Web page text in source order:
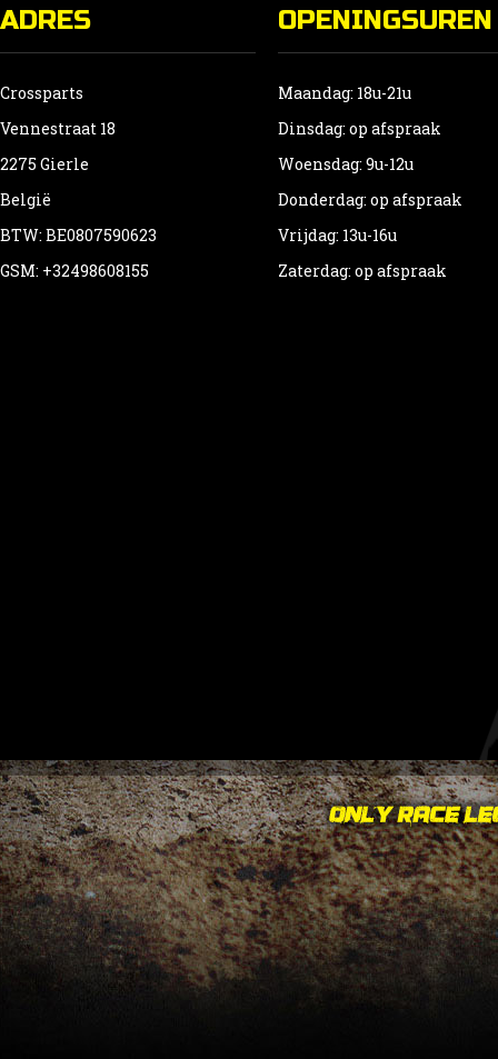
ADRES
Crossparts
Vennestraat 18
2275 Gierle
België
BTW: BE0807590623
GSM: +32498608155
OPENINGSUREN
Maandag: 18u-21u
Dinsdag: op afspraak
Woensdag: 9u-12u
Donderdag: op afspraak
Vrijdag: 13u-16u
Zaterdag: op afspraak